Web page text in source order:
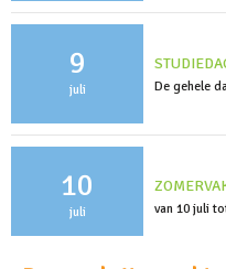
9
juli De gehele
10
juli van 10 juli